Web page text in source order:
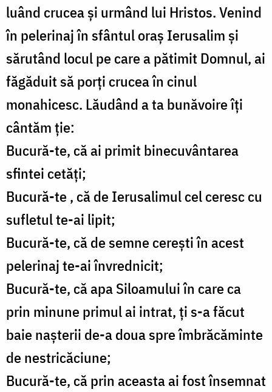
luând crucea și urmând lui Hristos. Venind
în pelerinaj în sfântul oraș Ierusalim și
sărutând locul pe care a pătimit Domnul, ai
făgăduit să porți crucea în cinul
monahicesc. Lăudând a ta bunăvoire îți
cântăm ție:
Bucură-te, că ai primit binecuvântarea
sfintei cetăți;
Bucură-te , că de Ierusalimul cel ceresc cu
sufletul te-ai lipit;
Bucură-te, că de semne cerești în acest
pelerinaj te-ai învrednicit;
Bucură-te, că apa Siloamului în care ca
prin minune primul ai intrat, ți s-a făcut
baie nașterii de-a doua spre îmbrăcăminte
de nestricăciune;
Bucură-te, că prin aceasta ai fost însemnat